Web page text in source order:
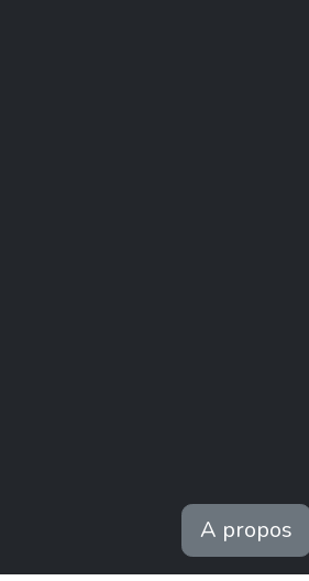
A propos